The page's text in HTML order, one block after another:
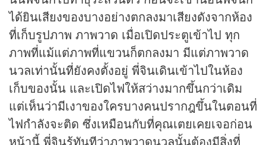
ได้ยินเสียงของบางอย่างตกลงมาเสียงดังจากห้อง
ที่เก็บรูปภาพ ภาพวาด เมื่อเปิดประตูเข้าไป ทุก
ภาพที่แม้แต่ภาพที่แขวนก็ตกลงมา มีแต่ภาพวาด
นวลเท่านั้นที่ยังคงตั้งอยู่ พี่จินเดินเข้าไปในห้อง
เก็บของนั้น และเปิดไฟให้สว่างมากขึ้นกว่าเดิม
แต่เห็นว่ามีเงาของใครบางคนปรากฎขึ้นในตอนที่
ไฟกำลังจะติด ซึ่งเหมือนกับที่คุณเตยเคยเจอก่อน
หน้านี้ พี่จินรู้ทันทีว่าภาพวาดนวลนั้นต้องมีสิ่งที่